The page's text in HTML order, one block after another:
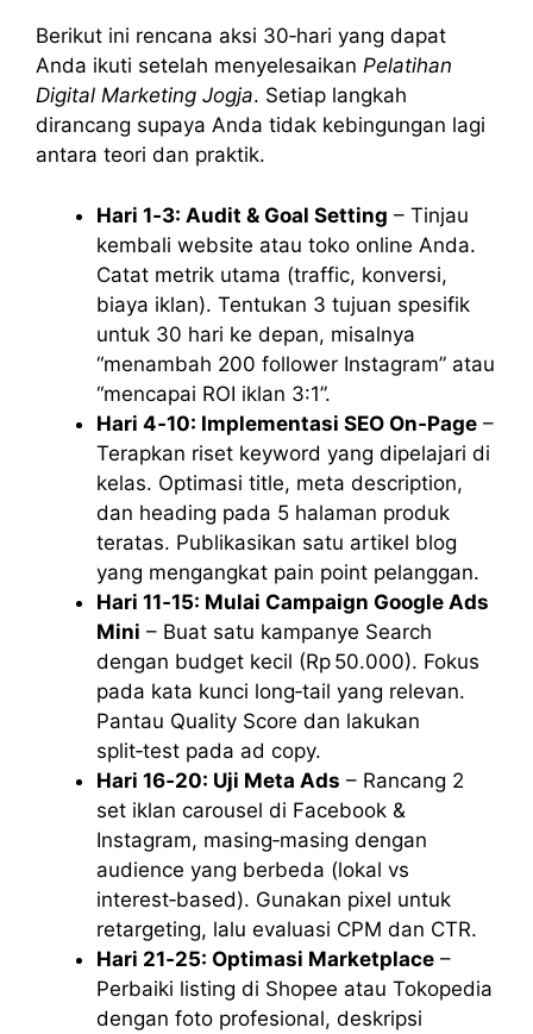
Berikut ini rencana aksi 30‑hari yang dapat
Anda ikuti setelah menyelesaikan Pelatihan
Digital Marketing Jogja. Setiap langkah
dirancang supaya Anda tidak kebingungan lagi
antara teori dan praktik.
Hari 1‑3: Audit & Goal Setting – Tinjau
kembali website atau toko online Anda.
Catat metrik utama (traffic, konversi,
biaya iklan). Tentukan 3 tujuan spesifik
untuk 30 hari ke depan, misalnya
“menambah 200 follower Instagram” atau
“mencapai ROI iklan 3:1”.
Hari 4‑10: Implementasi SEO On‑Page –
Terapkan riset keyword yang dipelajari di
kelas. Optimasi title, meta description,
dan heading pada 5 halaman produk
teratas. Publikasikan satu artikel blog
yang mengangkat pain point pelanggan.
Hari 11‑15: Mulai Campaign Google Ads
Mini – Buat satu kampanye Search
dengan budget kecil (Rp 50.000). Fokus
pada kata kunci long‑tail yang relevan.
Pantau Quality Score dan lakukan
split‑test pada ad copy.
Hari 16‑20: Uji Meta Ads – Rancang 2
set iklan carousel di Facebook &
Instagram, masing‑masing dengan
audience yang berbeda (lokal vs
interest‑based). Gunakan pixel untuk
retargeting, lalu evaluasi CPM dan CTR.
Hari 21‑25: Optimasi Marketplace –
Perbaiki listing di Shopee atau Tokopedia
dengan foto profesional, deskripsi